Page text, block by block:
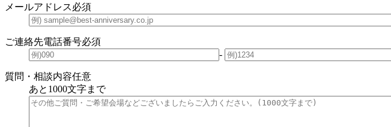
メールアドレス必須
ご連絡先電話番号必須
-
質問・相談内容任意
あと 1000文字まで